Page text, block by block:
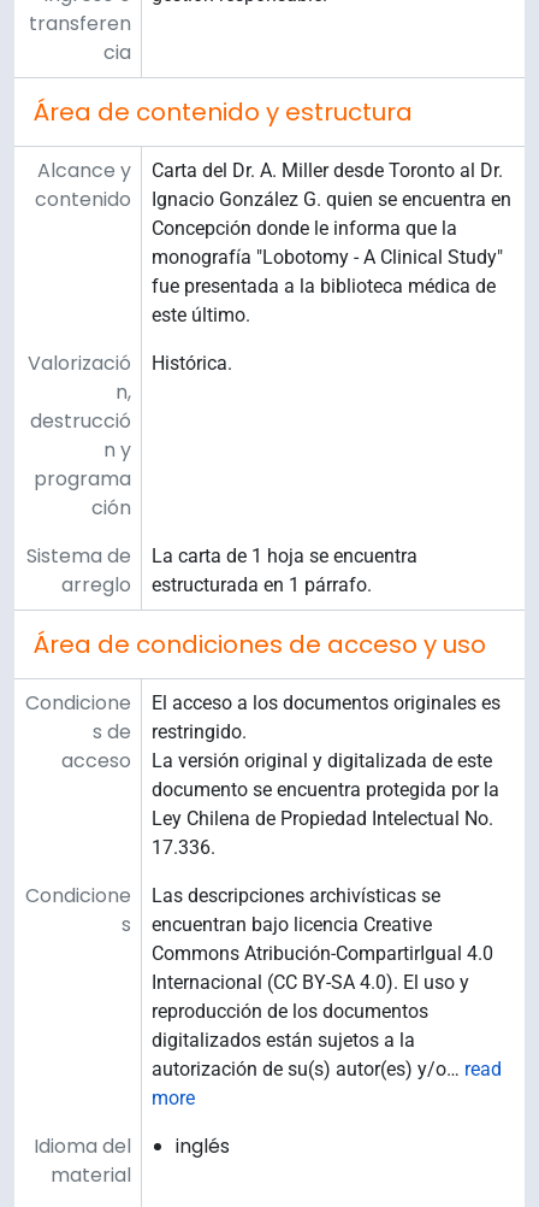
transferen
cia
Área de contenido y estructura
Alcance y
contenido
Carta del Dr. A. Miller desde Toronto al Dr.
Ignacio González G. quien se encuentra en
Concepción donde le informa que la
monografía "Lobotomy - A Clinical Study"
fue presentada a la biblioteca médica de
este último.
Valorizació
n,
destrucció
n y
programa
ción
Histórica.
Sistema de
arreglo
La carta de 1 hoja se encuentra
estructurada en 1 párrafo.
Área de condiciones de acceso y uso
Condicione
s de
acceso
El acceso a los documentos originales es
restringido.
La versión original y digitalizada de este
documento se encuentra protegida por la
Ley Chilena de Propiedad Intelectual No.
17.336.
Condicione
s
Las descripciones archivísticas se
encuentran bajo licencia Creative
Commons Atribución-CompartirIgual 4.0
Internacional (CC BY-SA 4.0). El uso y
reproducción de los documentos
digitalizados están sujetos a la
autorización de su(s) autor(es) y/o… read
more
Idioma del
material
inglés